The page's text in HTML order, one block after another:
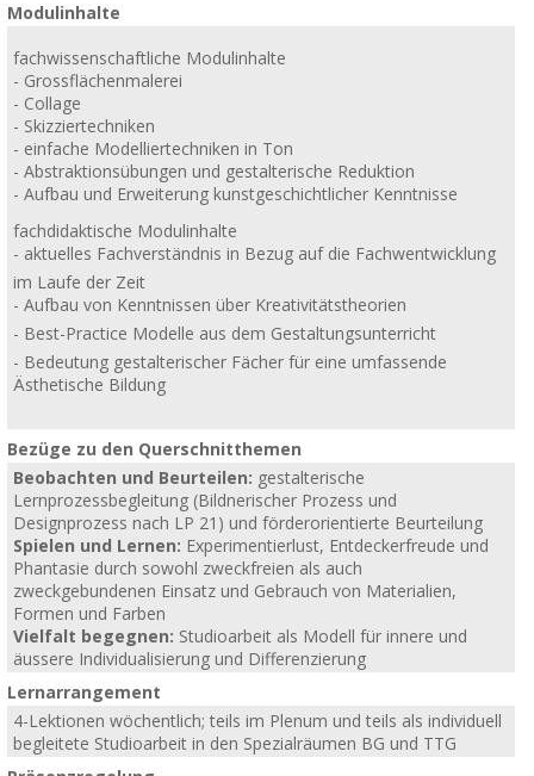
Modulinhalte
fachwissenschaftliche Modulinhalte
- Grossflächenmalerei
- Collage
- Skizziertechniken
- einfache Modelliertechniken in Ton
- Abstraktionsübungen und gestalterische Reduktion
- Aufbau und Erweiterung kunstgeschichtlicher Kenntnisse
fachdidaktische Modulinhalte
- aktuelles Fachverständnis in Bezug auf die Fachwentwicklung
im Laufe der Zeit
- Aufbau von Kenntnissen über Kreativitätstheorien
- Best-Practice Modelle aus dem Gestaltungsunterricht
- Bedeutung gestalterischer Fächer für eine umfassende
Ästhetische Bildung
Bezüge zu den Querschnitthemen
Beobachten und Beurteilen: gestalterische
Lernprozessbegleitung (Bildnerischer Prozess und
Designprozess nach LP 21) und förderorientierte Beurteilung
Spielen und Lernen: Experimentierlust, Entdeckerfreude und
Phantasie durch sowohl zweckfreien als auch
zweckgebundenen Einsatz und Gebrauch von Materialien,
Formen und Farben
Vielfalt begegnen: Studioarbeit als Modell für innere und
äussere Individualisierung und Differenzierung
Lernarrangement
4-Lektionen wöchentlich; teils im Plenum und teils als individuell
begleitete Studioarbeit in den Spezialräumen BG und TTG